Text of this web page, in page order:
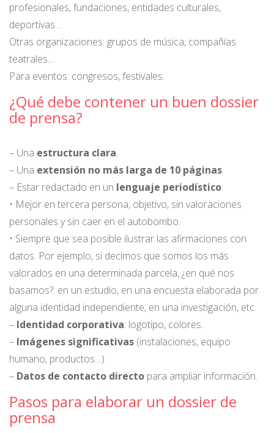
profesionales, fundaciones, entidades culturales,
deportivas…
Otras organizaciones: grupos de música, compañías
teatrales…
Para eventos: congresos, festivales.
¿Qué debe contener un buen dossier
de prensa?
– Una estructura clara.
– Una extensión no más larga de 10 páginas.
– Estar redactado en un lenguaje periodístico:
• Mejor en tercera persona, objetivo, sin valoraciones
personales y sin caer en el autobombo.
• Siempre que sea posible ilustrar las afirmaciones con
datos. Por ejemplo, si decimos que somos los más
valorados en una determinada parcela, ¿en qué nos
basamos?: en un estudio, en una encuesta elaborada por
alguna identidad independiente, en una investigación, etc.
– Identidad corporativa: logotipo, colores.
– Imágenes significativas (instalaciones, equipo
humano, productos…)
– Datos de contacto directo para ampliar información.
Pasos para elaborar un dossier de
prensa